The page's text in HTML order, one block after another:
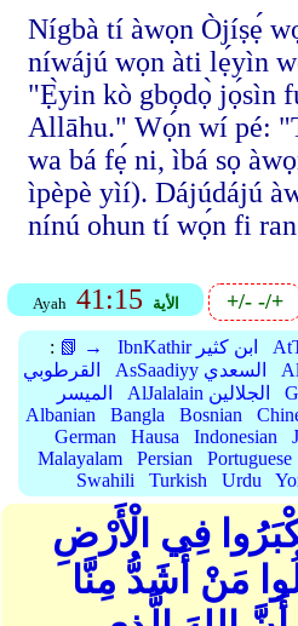
Nígbà tí àwọn Òjíṣẹ́
níwájú wọn àti lẹ́yìn
"Ẹ̀yin kò gbọdọ̀ jọ́sìn
Allāhu." Wọ́n wí pé:
wa bá fẹ́ ni, ìbá sọ
ìpèpè yìí). Dájúdájú
nínú ohun tí wọ́n fi
Ayah 41:15 الأية +/--/+
: 📗 → IbnKathir ابن كثير
القرطوبي
AsSaadiyy السعدي
الميسر
AlJalalain الجلالين
Albanian
Bangla Bosnian
German
Hausa Indonesian
Malayalam
Persian Portuguese
Swahili
Turkish Urdu
فِي الْأَرْضِ
مَنْ أَشَدُّ مِنَّا